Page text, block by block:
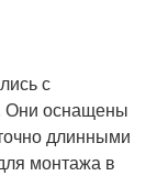
с
Они оснащены
длинными
монтажа в